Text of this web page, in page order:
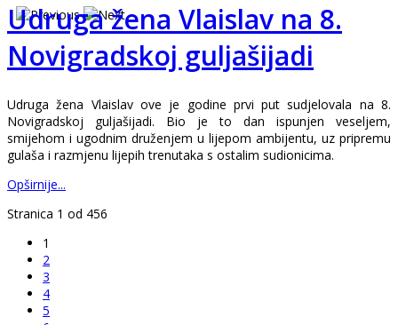
Udruga žena Vlaislav na 8.
Novigradskoj guljašijadi
Udruga žena Vlaislav ove je godine prvi put sudjelovala na 8.
Novigradskoj guljašijadi. Bio je to dan ispunjen veseljem,
smijehom i ugodnim druženjem u lijepom ambijentu, uz pripremu
gulaša i razmjenu lijepih trenutaka s ostalim sudionicima.
Opširnije...
Stranica 1 od 456
1
2
3
4
5